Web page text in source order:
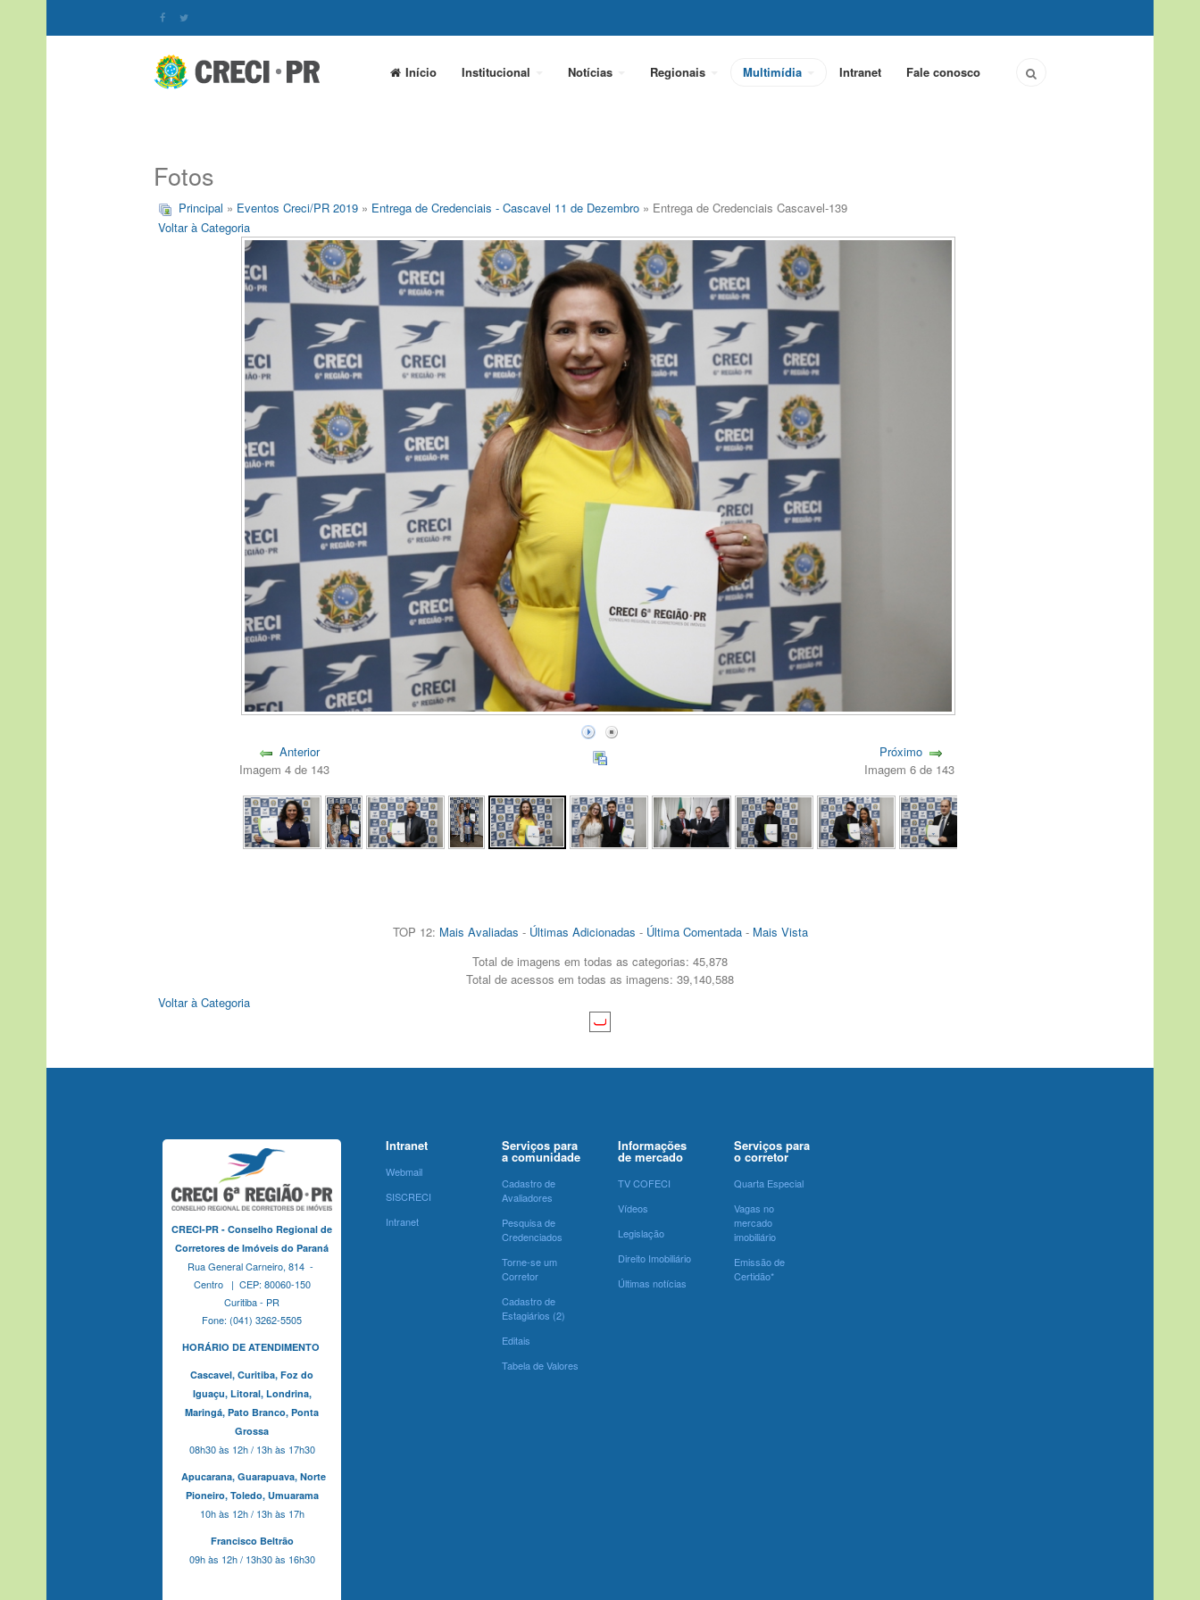
Início Institucional Notícias Regionais Multimídia Intranet Fale conosco
Fotos
Principal » Eventos Creci/PR 2019 » Entrega de Credenciais - Cascavel 11 de Dezembro » Entrega de Credenciais Cascavel-139
Voltar à Categoria
Anterior
Imagem 4 de 143
Próximo
Imagem 6 de 143
TOP 12: Mais Avaliadas - Últimas Adicionadas - Última Comentada- Mais Vista
Total de imagens em todas as categorias: 45,878
Total de acessos em todas as imagens: 39,140,588
Voltar à Categoria
CRECI-PR - Conselho Regional de
Corretores de Imóveis do Paraná
Rua General Carneiro, 814 -
Centro | CEP: 80060-150
Curitiba - PR
Fone: (041) 3262-5505
HORÁRIO DE ATENDIMENTO
Cascavel, Curitiba, Foz do
Iguaçu, Litoral, Londrina,
Maringá, Pato Branco, Ponta
Grossa
08h30 às 12h / 13h às 17h30
Apucarana, Guarapuava, Norte
Pioneiro, Toledo, Umuarama
10h às 12h / 13h às 17h
Francisco Beltrão
09h às 12h / 13h30 às 16h30
Intranet
Webmail
SISCRECI
Intranet
Serviços para
a comunidade
Cadastro de
Avaliadores
Pesquisa de
Credenciados
Torne-se um
Corretor
Cadastro de
Estagiários (2)
Editais
Tabela de Valores
Informações
de mercado
TV COFECI
Vídeos
Legislação
Direito Imobiliário
Últimas notícias
Serviços para
o corretor
Quarta Especial
Vagas no
mercado
imobiliário
Emissão de
Certidão*